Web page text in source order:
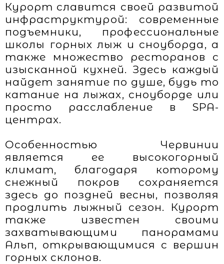
Курорт славится своей развитой
инфраструктурой: современные
подъемники, профессиональные
школы горных лыж и сноуборда, а
также множество ресторанов с
изысканной кухней. Здесь каждый
найдет занятие по душе, будь то
катание на лыжах, сноуборде или
просто расслабление в SPA-
центрах.
Особенностью Червинии
является ее высокогорный
климат, благодаря которому
снежный покров сохраняется
здесь до поздней весны, позволяя
продлить лыжный сезон. Курорт
также известен своими
захватывающими панорамами
Альп, открывающимися с вершин
горных склонов.